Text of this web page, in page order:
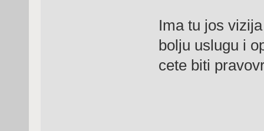
Ima tu jos
bolju uslugu i
cete biti